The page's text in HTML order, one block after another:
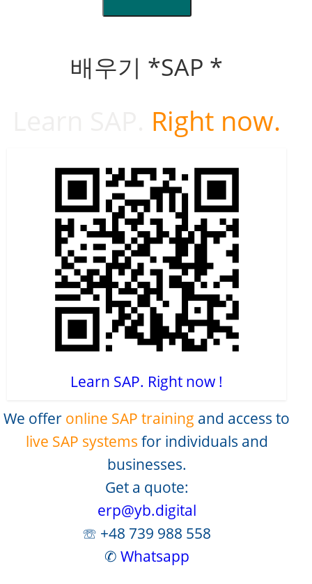
배우기 *SAP *
Right now.
Learn SAP. Right now !
We offer online SAP training and access to
live SAP systems for individuals and
businesses.
Get a quote:
erp@yb.digital
☏ +48 739 988 558
✆ Whatsapp